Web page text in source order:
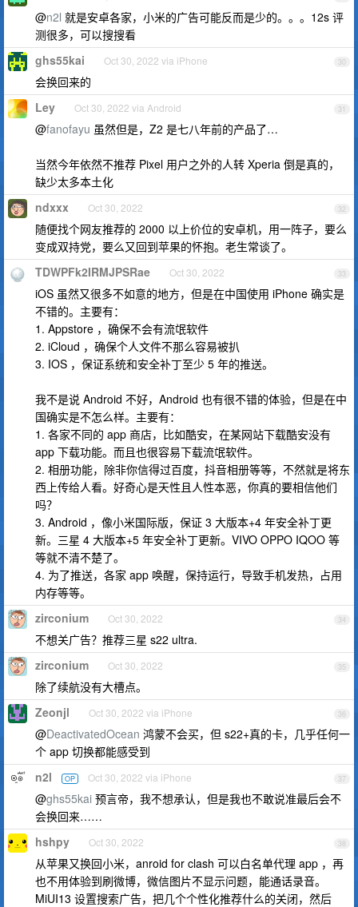
@n2l 就是安卓各家，小米的广告可能反而是少的。。。12s 评
测很多，可以搜搜看
30
ghs55kai Oct 30, 2022 via iPhone
会换回来的
31
Ley Oct 30, 2022 via Android
@fanofayu 虽然但是，Z2 是七八年前的产品了…
当然今年依然不推荐 Pixel 用户之外的人转 Xperia 倒是真的，
缺少太多本土化
32
ndxxx Oct 30, 2022
随便找个网友推荐的 2000 以上价位的安卓机，用一阵子，要么
变成双持党，要么又回到苹果的怀抱。老生常谈了。
33
TDWPFk2IRMJPSRae Oct 30, 2022
iOS 虽然又很多不如意的地方，但是在中国使用 iPhone 确实是
不错的。主要有：
1. Appstore ，确保不会有流氓软件
2. iCloud ，确保个人文件不那么容易被扒
3. IOS ，保证系统和安全补丁至少 5 年的推送。
我不是说 Android 不好，Android 也有很不错的体验，但是在中
国确实是不怎么样。主要有：
1. 各家不同的 app 商店，比如酷安，在某网站下载酷安没有
app 下载功能。而且也很容易下载流氓软件。
2. 相册功能，除非你信得过百度，抖音相册等等，不然就是将东
西上传给人看。好奇心是天性且人性本恶，你真的要相信他们
吗？
3. Android ，像小米国际版，保证 3 大版本+4 年安全补丁更
新。三星 4 大版本+5 年安全补丁更新。VIVO OPPO IQOO 等
等就不清不楚了。
4. 为了推送，各家 app 唤醒，保持运行，导致手机发热，占用
内存等等。
34
zirconium Oct 30, 2022
不想关广告？推荐三星 s22 ultra.
35
zirconium Oct 30, 2022
除了续航没有大槽点。
36
Zeonjl Oct 30, 2022 via iPhone
@DeactivatedOcean 鸿蒙不会买，但 s22+真的卡，几乎任何一
个 app 切换都能感受到
37
n2l OP Oct 30, 2022 via iPhone
@ghs55kai 预言帝，我不想承认，但是我也不敢说准最后会不
会换回来……
38
hshpy Oct 30, 2022
从苹果又换回小米，anroid for clash 可以白名单代理 app ，再
也不用体验到刷微博，微信图片不显示问题，能通话录音。
MiUI13 设置搜索广告，把几个个性化推荐什么的关闭，然后